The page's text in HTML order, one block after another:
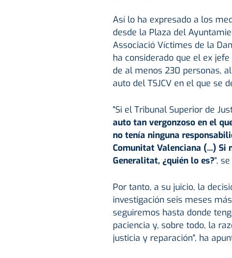
Así lo ha expresado a los
desde la Plaza del
Associació Víctimes de la
ha considerado que el ex
de al menos 230 personas,
auto del TSJCV en el que se
"Si el Tribunal Superior de
auto tan vergonzoso en el
no tenía ninguna
Comunitat Valenciana (...) Si
Generalitat, ¿quién lo es?",
Por tanto, a su juicio, la
investigación seis meses
seguiremos hasta donde
paciencia y, sobre todo, la
justicia y reparación", ha